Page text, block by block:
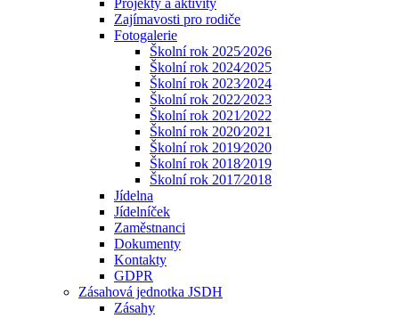
Projekty a aktivity
Zajímavosti pro rodiče
Fotogalerie
Školní rok 2025⁄2026
Školní rok 2024⁄2025
Školní rok 2023⁄2024
Školní rok 2022⁄2023
Školní rok 2021⁄2022
Školní rok 2020⁄2021
Školní rok 2019⁄2020
Školní rok 2018⁄2019
Školní rok 2017⁄2018
Jídelna
Jídelníček
Zaměstnanci
Dokumenty
Kontakty
GDPR
Zásahová jednotka JSDH
Zásahy